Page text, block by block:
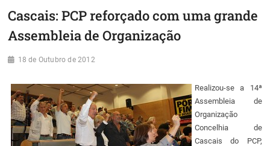
Cascais: PCP reforçado com uma grande
Assembleia de Organização
18 de Outubro de 2012
Realizou-se a 14ª
Assembleia de
Organização
Concelhia de
Cascais do PCP,